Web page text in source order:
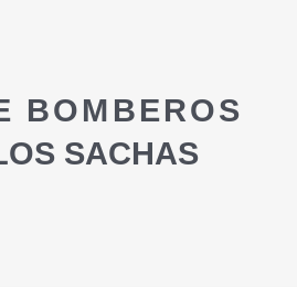
BOMBEROS
SACHAS